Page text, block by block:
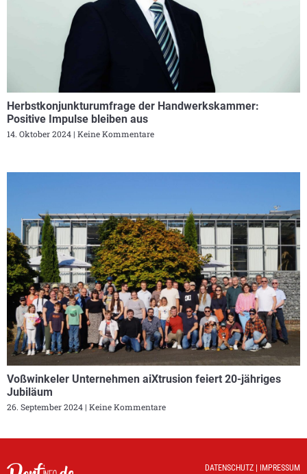
Herbstkonjunkturumfrage der Handwerkskammer:
Positive Impulse bleiben aus
14. Oktober 2024 Keine Kommentare
Voßwinkeler Unternehmen aiXtrusion feiert 20-jähriges
Jubiläum
26. September 2024 Keine Kommentare
DATENSCHUTZ IMPRESSUM